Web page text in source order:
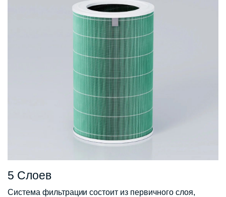
5 Слоев
Система фильтрации состоит из первичного слоя,